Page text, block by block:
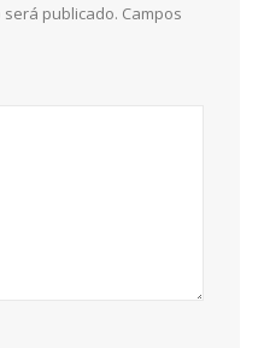
publicado. Campos